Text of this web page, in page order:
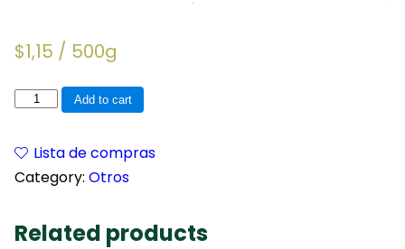
$1,15 / 500g
Panela
quantity
Add to cart
Lista de compras
Category: Otros
Related products